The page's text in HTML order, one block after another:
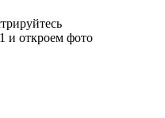
и откроем фото